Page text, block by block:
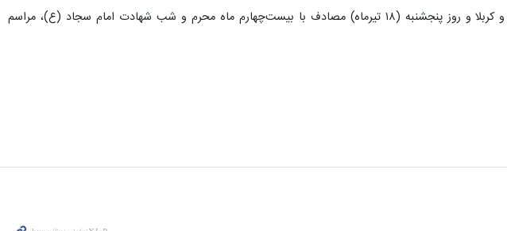
مراسم وداع و تشییع رهبر شهید انقلاب روز چهارشنبه (۱۷ تیرماه) در شهرهای نجف و کربلا و روز پنجشنبه (۱۸ تیرماه) مصادف با بیست‌چهارم ماه محرم و شب شهادت امام سجاد (ع)، مراسم